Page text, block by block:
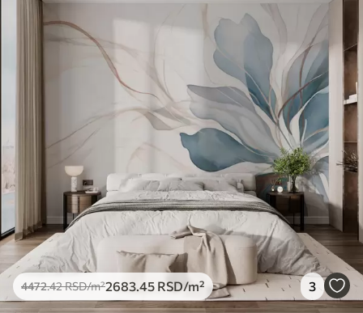
4472.42RSD/m²2683 .45 RSD/m² 3